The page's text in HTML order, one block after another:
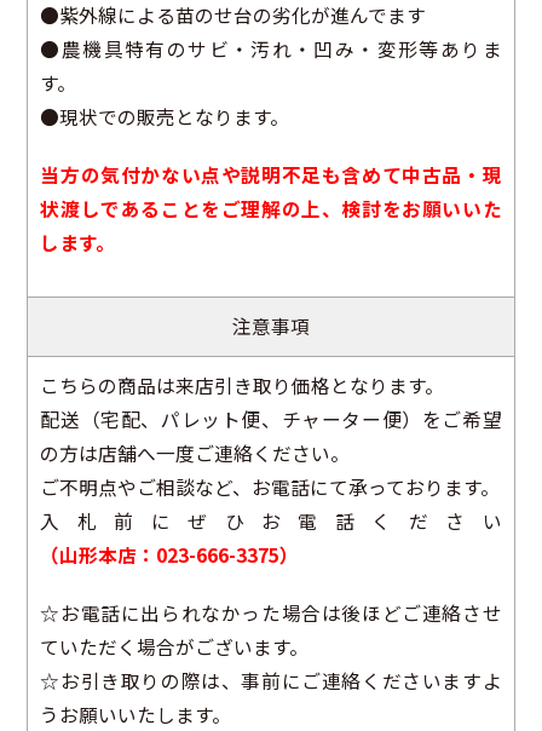
●紫外線による苗のせ台の劣化が進んでます
●農機具特有のサビ・汚れ・凹み・変形等ありま
す。
●現状での販売となります。
当方の気付かない点や説明不足も含めて中古品・現
状渡しであることをご理解の上、検討をお願いいた
します。
注意事項
こちらの商品は来店引き取り価格となります。
配送（宅配、パレット便、チャーター便）をご希望
の方は店舗へ一度ご連絡ください。
ご不明点やご相談など、お電話にて承っております。
入札前にぜひお電話ください
（山形本店：023-666-3375）
☆お電話に出られなかった場合は後ほどご連絡させ
ていただく場合がございます。
☆お引き取りの際は、事前にご連絡くださいますよ
うお願いいたします。